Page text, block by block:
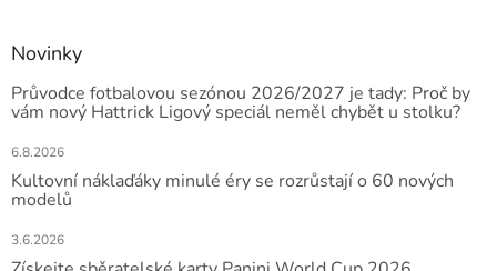
Novinky
Průvodce fotbalovou sezónou 2026/2027 je tady: Proč by
vám nový Hattrick Ligový speciál neměl chybět u stolku?
6.8.2026
Kultovní náklaďáky minulé éry se rozrůstají o 60 nových
modelů
3.6.2026